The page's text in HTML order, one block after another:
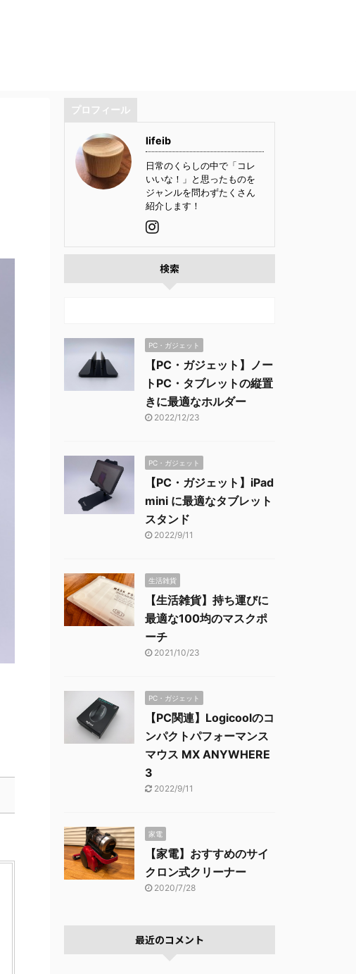
プロフィール
lifeib
日常のくらしの中で「コレ
いいな！」と思ったものを
ジャンルを問わずたくさん
紹介します！
検索
PC・ガジェット
【PC・ガジェット】ノー
トPC・タブレットの縦置
きに最適なホルダー
2022/12/23
PC・ガジェット
【PC・ガジェット】iPad
mini に最適なタブレット
スタンド
2022/9/11
生活雑貨
【生活雑貨】持ち運びに
最適な100均のマスクポ
ーチ
2021/10/23
PC・ガジェット
【PC関連】Logicoolのコ
ンパクトパフォーマンス
マウス MX ANYWHERE
3
2022/9/11
家電
【家電】おすすめのサイ
クロン式クリーナー
2020/7/28
最近のコメント